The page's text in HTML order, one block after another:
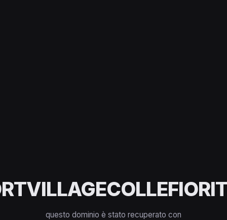
questo dominio è stato recuperato con